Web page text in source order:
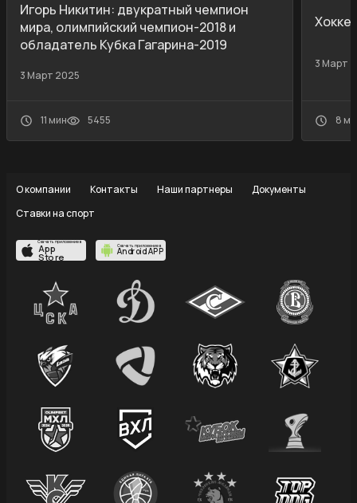
Игорь Никитин: двукратный чемпион
мира, олимпийский чемпион-2018 и
обладатель Кубка Гагарина-2019
3 Март 2025
11 мин 5455
3 Март
8
О компании Контакты Наши партнеры
Документы
Ставки на спорт
Скачать приложение в
App
Store
Скачать приложение в
Android APP